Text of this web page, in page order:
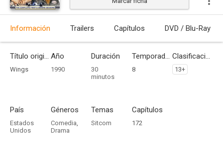
Información Trailers Capítulos DVD / Blu-Ray
Título original
Wings
Año
1990
Duración
30
minutos
Temporadas
8
Clasificación por edades
13+
País
Estados
Unidos
Géneros
Comedia,
Drama
Temas
Sitcom
Capítulos
172